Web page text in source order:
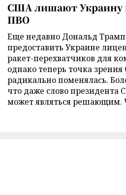
США лишают Украину
ПВО
Еще недавно Дональд Трамп
предоставить Украине
ракет-перехватчиков для
однако теперь точка
радикально поменялась.
что даже слово президента
может являться решающим.